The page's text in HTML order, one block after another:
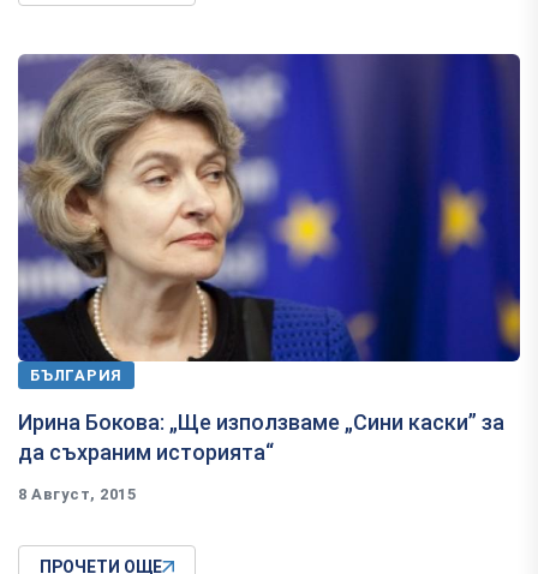
БЪЛГАРИЯ
​Ирина Бокова: „Ще използваме „Сини каски” за
да съхраним историята“
8 Август, 2015
ПРОЧЕТИ ОЩЕ